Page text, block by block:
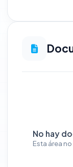
No hay
Esta área